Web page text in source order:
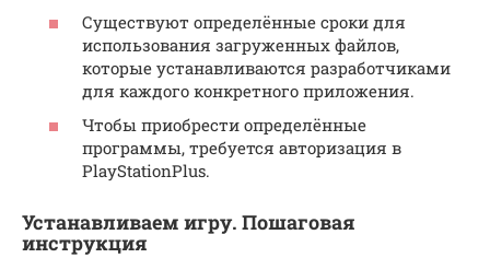
Существуют определённые сроки для
использования загруженных файлов,
которые устанавливаются разработчиками
для каждого конкретного приложения.
Чтобы приобрести определённые
программы, требуется авторизация в
PlayStationPlus.
Устанавливаем игру. Пошаговая
инструкция